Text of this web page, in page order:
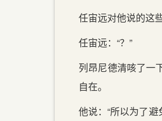
任宙远对他说的这
任宙远：“？”
列昂尼德清咳了一
自在。
他说：“所以为了